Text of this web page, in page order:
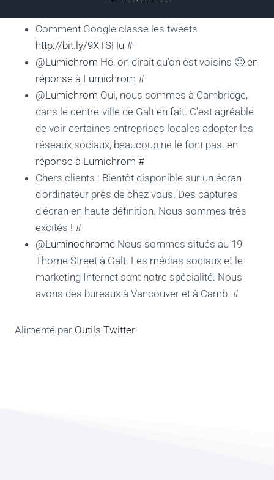
Comment Google classe les tweets
http://bit.ly/9XTSHu #
@Lumichrom Hé, on dirait qu'on est voisins 🙂 en
réponse à Lumichrom #
@Lumichrom Oui, nous sommes à Cambridge,
dans le centre-ville de Galt en fait. C'est agréable
de voir certaines entreprises locales adopter les
réseaux sociaux, beaucoup ne le font pas. en
réponse à Lumichrom #
Chers clients : Bientôt disponible sur un écran
d'ordinateur près de chez vous. Des captures
d'écran en haute définition. Nous sommes très
excités ! #
@Luminochrome Nous sommes situés au 19
Thorne Street à Galt. Les médias sociaux et le
marketing Internet sont notre spécialité. Nous
avons des bureaux à Vancouver et à Camb. #
Alimenté par Outils Twitter